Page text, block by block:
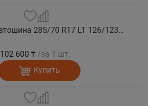
COMFORSER Автошина 285/70 R17 LT 126/123Q CF9000 R/T RWL 10PR лето
102 600 ₸ /за 1 шт.
Купить